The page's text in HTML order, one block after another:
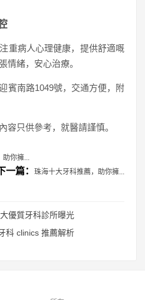
病人心理健康，提供舒適嘅
情緒，安心治療。
南路1049號，交通方便，附
只供參考，就醫請謹慎。
助你擁...
一篇： 珠海十大牙科推薦，助你擁...
優質牙科診所曝光
科 clinics 推薦解析